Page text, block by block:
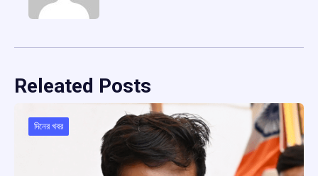
Releated Posts
দিনের খবর